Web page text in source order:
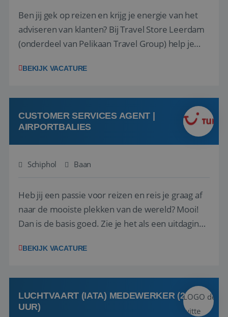
Ben jij gek op reizen en krijg je energie van het
adviseren van klanten? Bij Travel Store Leerdam
(onderdeel van Pelikaan Travel Group) help je
vinden. Samen maken we van elke reis een
hebt in de reisbranche of j...
BEKIJK VACATURE
CUSTOMER SERVICES AGENT |
AIRPORTBALIES
Schiphol Baan
Heb jij een passie voor reizen en reis je graag af
naar de mooiste plekken van de wereld? Mooi!
Dan is de basis goed. Zie je het als een uitdaging
het samenstellen en boeken van de perfecte
deze onderdelen zijn nu samen gevoegd...
BEKIJK VACATURE
LUCHTVAART (IATA) MEDEWERKER (24-32
UUR)